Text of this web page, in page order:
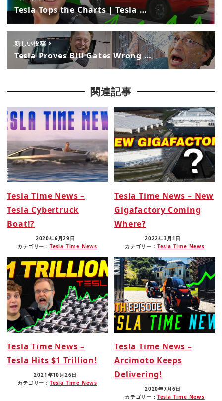
Tesla Tops the Charts | Tesla …
新しい投稿
Tesla Proves Bill Gates Wrong …
関連記事
Tesla Time News –
Tesla Cybertruck
Boat!?
2020年6月29日
カテゴリー： Tesla Time News
Tesla Time News – New
Gigafactory Coming
Where?
2022年3月1日
カテゴリー： Tesla Time News
Tesla Time News –
Tesla Hits $1 Trillion!
2021年10月26日
カテゴリー： Tesla Time News
Tesla Time News –
Arcimoto Keeps
Delivering!
2020年7月6日
カテゴリー： Tesla Time News